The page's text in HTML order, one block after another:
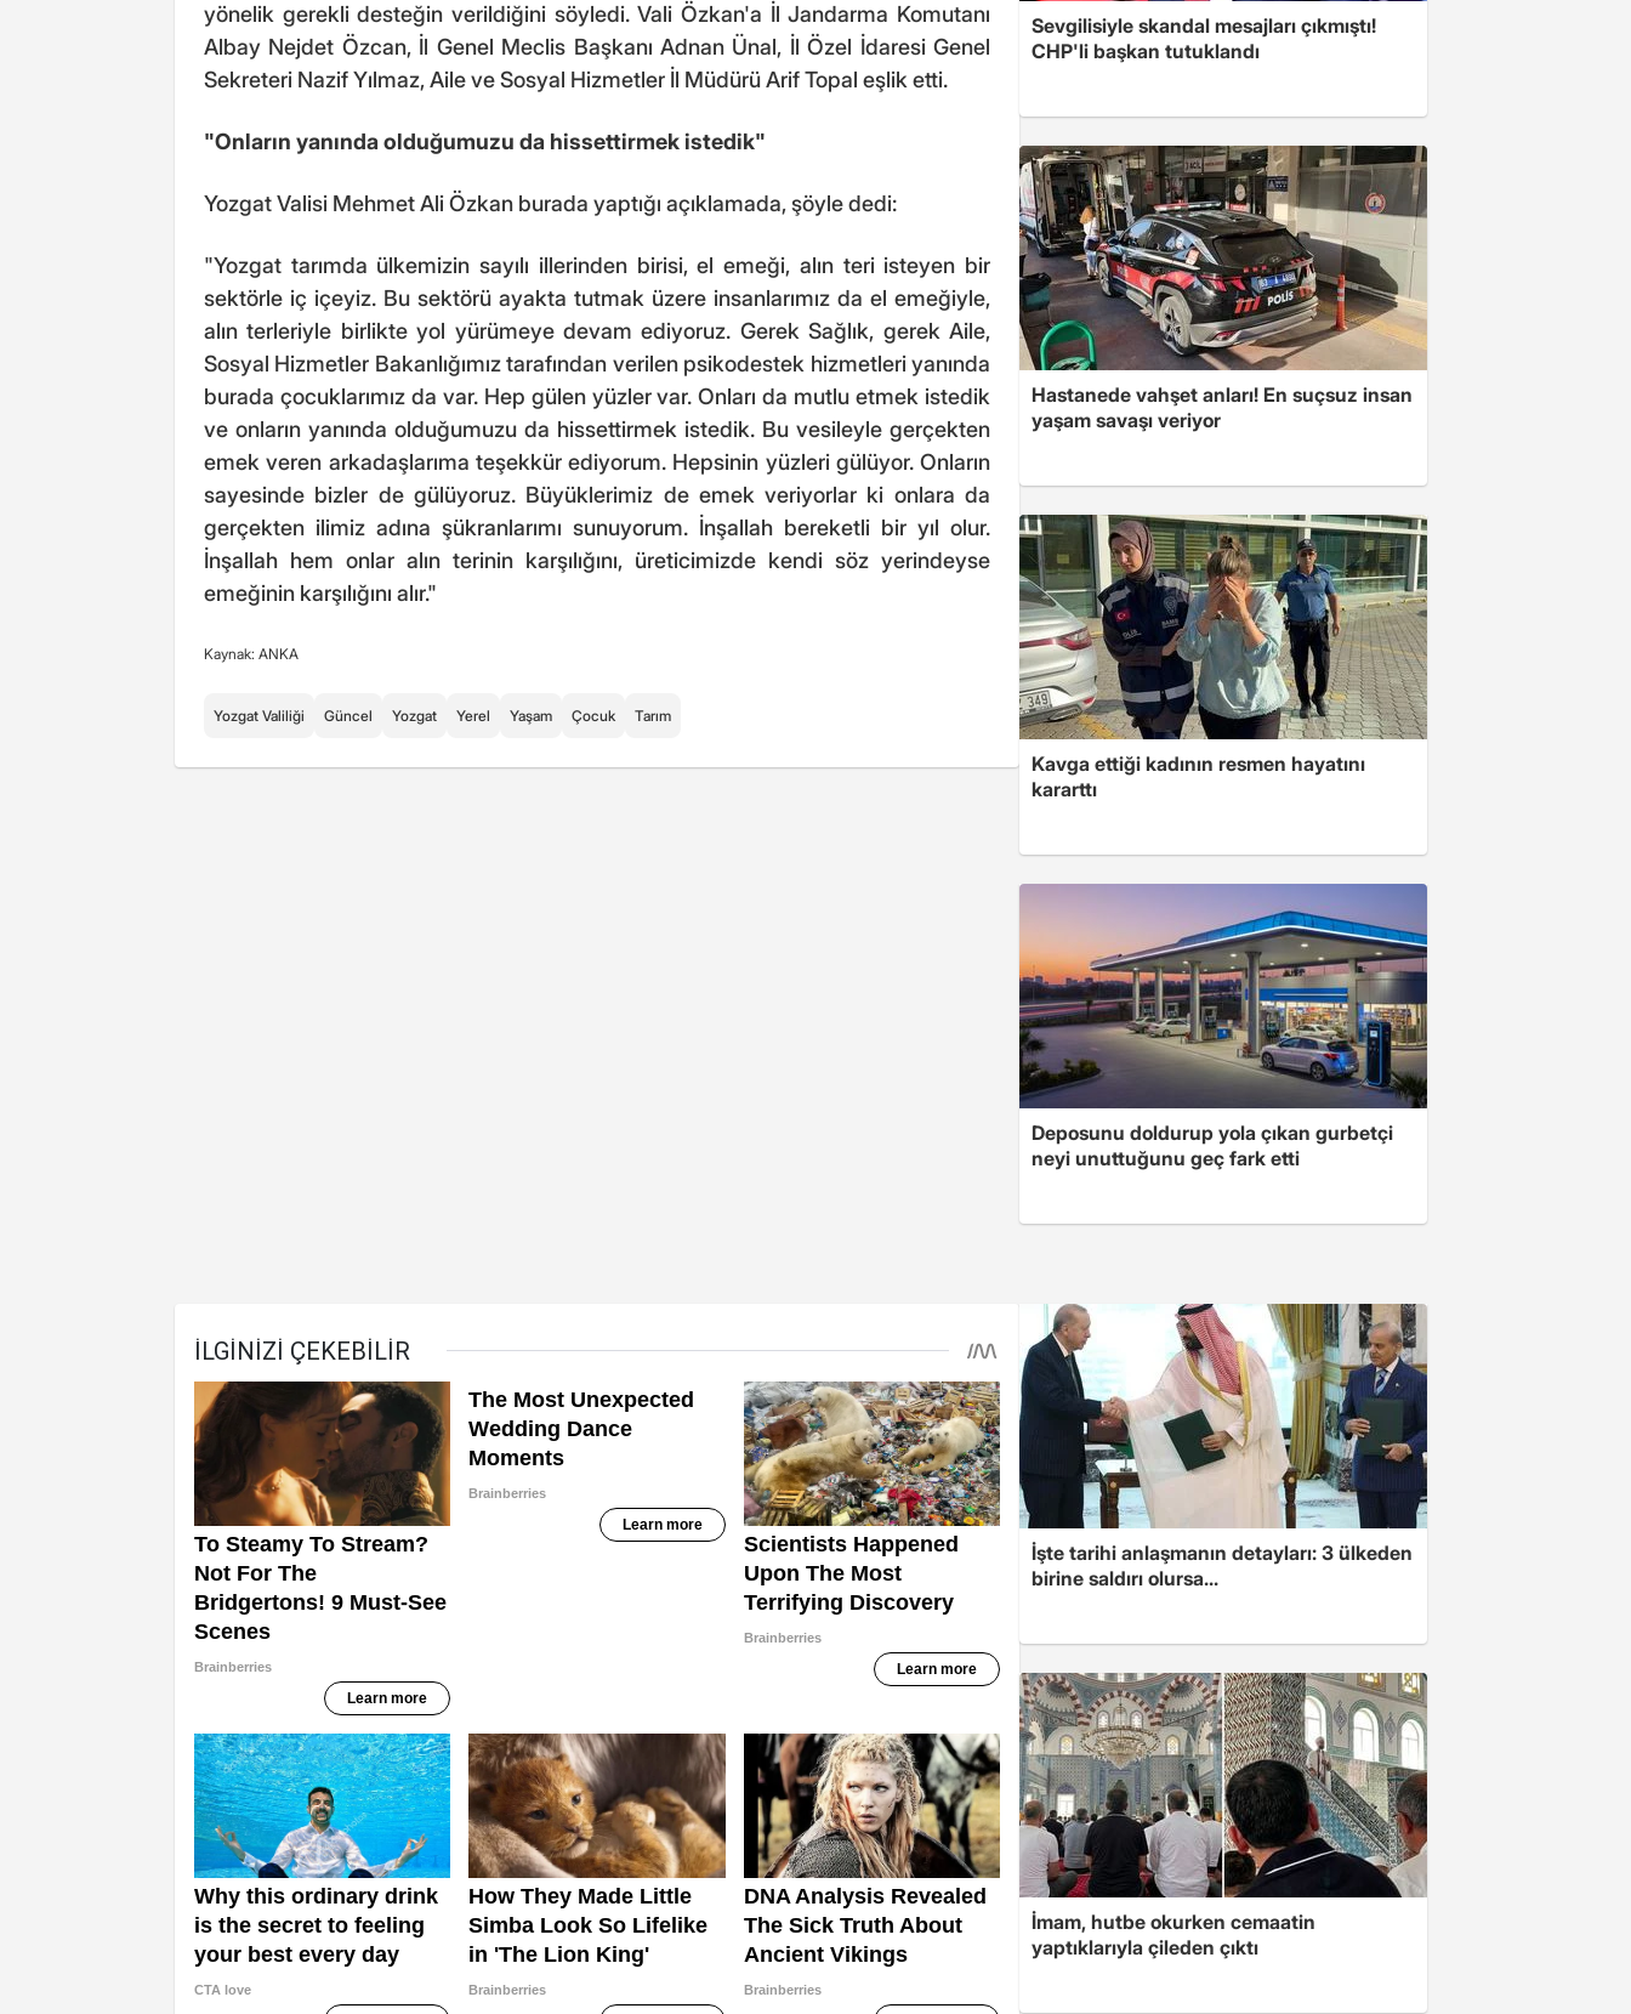
yönelik gerekli desteğin verildiğini söyledi. Vali Özkan'a İl Jandarma Komutanı
Albay Nejdet Özcan, İl Genel Meclis Başkanı Adnan Ünal, İl Özel İdaresi Genel
Sekreteri Nazif Yılmaz, Aile ve Sosyal Hizmetler İl Müdürü Arif Topal eşlik etti.
"Onların yanında olduğumuzu da hissettirmek istedik"
Yozgat Valisi Mehmet Ali Özkan burada yaptığı açıklamada, şöyle dedi:
"Yozgat tarımda ülkemizin sayılı illerinden birisi, el emeği, alın teri isteyen bir
sektörle iç içeyiz. Bu sektörü ayakta tutmak üzere insanlarımız da el emeğiyle,
alın terleriyle birlikte yol yürümeye devam ediyoruz. Gerek Sağlık, gerek Aile,
Sosyal Hizmetler Bakanlığımız tarafından verilen psikodestek hizmetleri yanında
burada çocuklarımız da var. Hep gülen yüzler var. Onları da mutlu etmek istedik
ve onların yanında olduğumuzu da hissettirmek istedik. Bu vesileyle gerçekten
emek veren arkadaşlarıma teşekkür ediyorum. Hepsinin yüzleri gülüyor. Onların
sayesinde bizler de gülüyoruz. Büyüklerimiz de emek veriyorlar ki onlara da
gerçekten ilimiz adına şükranlarımı sunuyorum. İnşallah bereketli bir yıl olur.
İnşallah hem onlar alın terinin karşılığını, üreticimizde kendi söz yerindeyse
emeğinin karşılığını alır."
Kaynak: ANKA
Yozgat Valiliği Güncel Yozgat Yerel Yaşam Çocuk Tarım
Sevgilisiyle skandal mesajları çıkmıştı!
CHP'li başkan tutuklandı
Hastanede vahşet anları! En suçsuz insan
yaşam savaşı veriyor
Kavga ettiği kadının resmen hayatını
kararttı
Deposunu doldurup yola çıkan gurbetçi
neyi unuttuğunu geç fark etti
İşte tarihi anlaşmanın detayları: 3 ülkeden
birine saldırı olursa...
İmam, hutbe okurken cemaatin
yaptıklarıyla çileden çıktı